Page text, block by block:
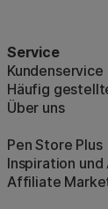
Service
Kundenservice
Häufig
Über uns
Pen Store Plus
Inspiration
Affiliate